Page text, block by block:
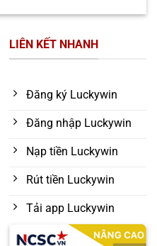
LIÊN KẾT NHANH
Đăng ký Luckywin
Đăng nhập Luckywin
Nạp tiền Luckywin
Rút tiền Luckywin
Tải app Luckywin